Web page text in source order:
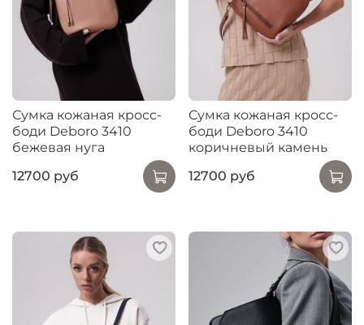
Сумка кожаная кросс-
боди Deboro 3410
бежевая нуга
12700 руб
Сумка кожаная кросс-
боди Deboro 3410
коричневый камень
12700 руб